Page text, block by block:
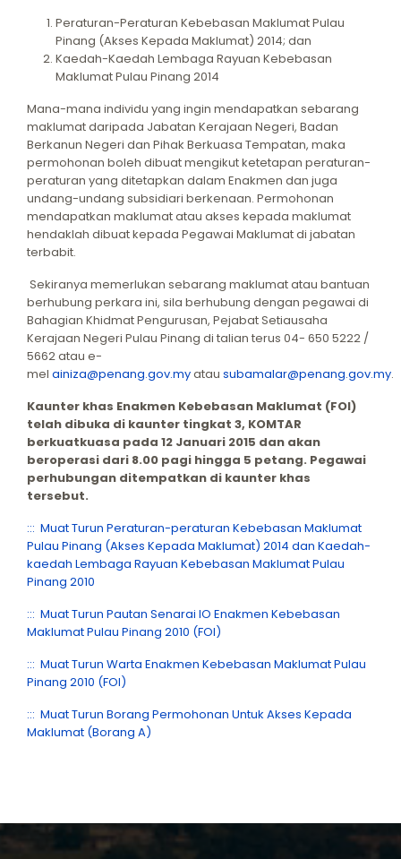
Peraturan-Peraturan Kebebasan Maklumat Pulau
Pinang (Akses Kepada Maklumat) 2014; dan
Kaedah-Kaedah Lembaga Rayuan Kebebasan
Maklumat Pulau Pinang 2014
Mana-mana individu yang ingin mendapatkan sebarang
maklumat daripada Jabatan Kerajaan Negeri, Badan
Berkanun Negeri dan Pihak Berkuasa Tempatan, maka
permohonan boleh dibuat mengikut ketetapan peraturan-
peraturan yang ditetapkan dalam Enakmen dan juga
undang-undang subsidiari berkenaan. Permohonan
mendapatkan maklumat atau akses kepada maklumat
hendaklah dibuat kepada Pegawai Maklumat di jabatan
terbabit.
Sekiranya memerlukan sebarang maklumat atau bantuan
berhubung perkara ini, sila berhubung dengan pegawai di
Bahagian Khidmat Pengurusan, Pejabat Setiausaha
Kerajaan Negeri Pulau Pinang di talian terus 04- 650 5222 /
5662 atau e-
mel ainiza@penang.gov.myatau subamalar@penang.gov.my.
Kaunter khas Enakmen Kebebasan Maklumat (FOI)
telah dibuka di kaunter tingkat 3, KOMTAR
berkuatkuasa pada 12 Januari 2015 dan akan
beroperasi dari 8.00 pagi hingga 5 petang. Pegawai
perhubungan ditempatkan di kaunter khas
tersebut.
::: Muat Turun Peraturan-peraturan Kebebasan Maklumat
Pulau Pinang (Akses Kepada Maklumat) 2014 dan Kaedah-
kaedah Lembaga Rayuan Kebebasan Maklumat Pulau
Pinang 2010
::: Muat Turun Pautan Senarai IO Enakmen Kebebasan
Maklumat Pulau Pinang 2010 (FOI)
::: Muat Turun Warta Enakmen Kebebasan Maklumat Pulau
Pinang 2010 (FOI)
::: Muat Turun Borang Permohonan Untuk Akses Kepada
Maklumat (Borang A)